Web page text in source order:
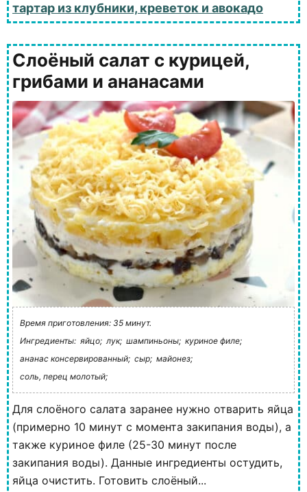
тартар из клубники, креветок и авокадо
Слоёный салат с курицей,
грибами и ананасами
Время приготовления: 35 минут.
Ингредиенты: яйцо; лук; шампиньоны; куриное филе;
ананас консервированный; сыр; майонез;
соль, перец молотый;
Для слоёного салата заранее нужно отварить яйца
(примерно 10 минут с момента закипания воды), а
также куриное филе (25-30 минут после
закипания воды). Данные ингредиенты остудить,
яйца очистить. Готовить слоёный...